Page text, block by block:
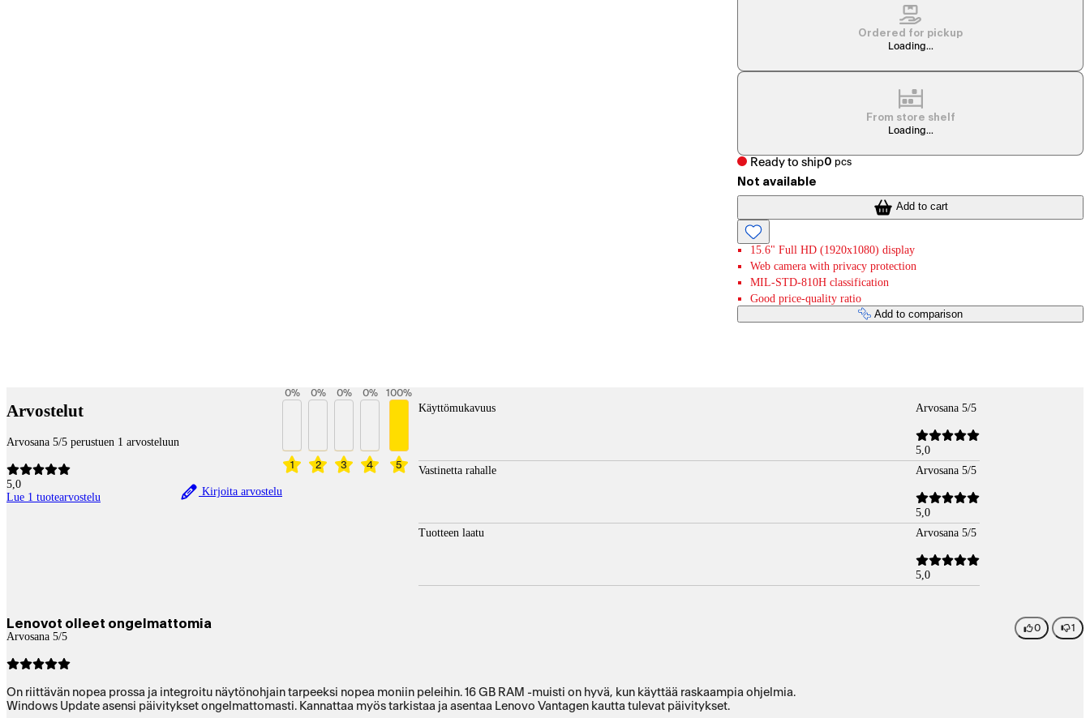
Ordered for pickup
Loading...
From store shelf
Loading...
Ready to ship0 pcs
Not available
Add to cart
15.6" Full HD (1920x1080) display
Web camera with privacy protection
MIL-STD-810H classification
Good price-quality ratio
Add to comparison
Arvostelut
Arvosana 5/5 perustuen 1 arvosteluun
5,0
Lue 1 tuotearvostelu
Kirjoita arvostelu
1
0%
2
0%
3
0%
4
0%
5
100%
Käyttömukavuus Arvosana 5/5
5,0
Vastinetta rahalle
Arvosana 5/5
5,0
Tuotteen laatu
Arvosana 5/5
5,0
Lenovot olleet ongelmattomia
Arvosana 5/5
0 1
On riittävän nopea prossa ja integroitu näytönohjain tarpeeksi nopea moniin peleihin. 16 GB RAM -muisti on hyvä, kun käyttää raskaampia ohjelmia.
Windows Update asensi päivitykset ongelmattomasti. Kannattaa myös tarkistaa ja asentaa Lenovo Vantagen kautta tulevat päivitykset.